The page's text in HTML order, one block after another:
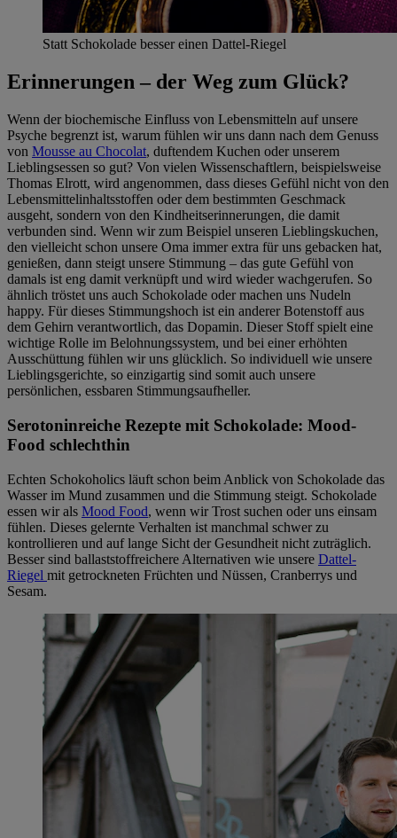
Statt Schokolade besser einen Dattel-Riegel
Erinnerungen – der Weg zum Glück?
Wenn der biochemische Einfluss von Lebensmitteln auf unsere
Psyche begrenzt ist, warum fühlen wir uns dann nach dem Genuss
von Mousse au Chocolat, duftendem Kuchen oder unserem
Lieblingsessen so gut? Von vielen Wissenschaftlern, beispielsweise
Thomas Elrott, wird angenommen, dass dieses Gefühl nicht von den
Lebensmittelinhaltsstoffen oder dem bestimmten Geschmack
ausgeht, sondern von den Kindheitserinnerungen, die damit
verbunden sind. Wenn wir zum Beispiel unseren Lieblingskuchen,
den vielleicht schon unsere Oma immer extra für uns gebacken hat,
genießen, dann steigt unsere Stimmung – das gute Gefühl von
damals ist eng damit verknüpft und wird wieder wachgerufen. So
ähnlich tröstet uns auch Schokolade oder machen uns Nudeln
happy. Für dieses Stimmungshoch ist ein anderer Botenstoff aus
dem Gehirn verantwortlich, das Dopamin. Dieser Stoff spielt eine
wichtige Rolle im Belohnungssystem, und bei einer erhöhten
Ausschüttung fühlen wir uns glücklich. So individuell wie unsere
Lieblingsgerichte, so einzigartig sind somit auch unsere
persönlichen, essbaren Stimmungsaufheller.
Serotoninreiche Rezepte mit Schokolade: Mood-
Food schlechthin
Echten Schokoholics läuft schon beim Anblick von Schokolade das
Wasser im Mund zusammen und die Stimmung steigt. Schokolade
essen wir als Mood Food, wenn wir Trost suchen oder uns einsam
fühlen. Dieses gelernte Verhalten ist manchmal schwer zu
kontrollieren und auf lange Sicht der Gesundheit nicht zuträglich.
Besser sind ballaststoffreichere Alternativen wie unsere Dattel-
Riegel mit getrockneten Früchten und Nüssen, Cranberrys und
Sesam.